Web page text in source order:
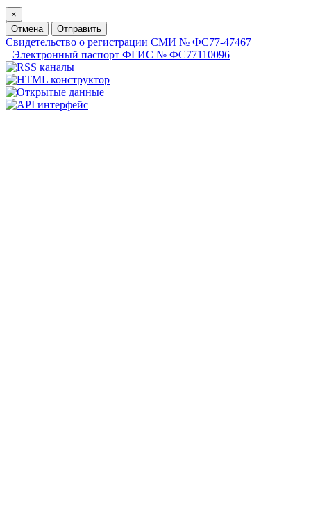
×
Отмена
Отправить
Свидетельство о регистрации СМИ № ФС77-47467
Электронный паспорт ФГИС № ФС77110096